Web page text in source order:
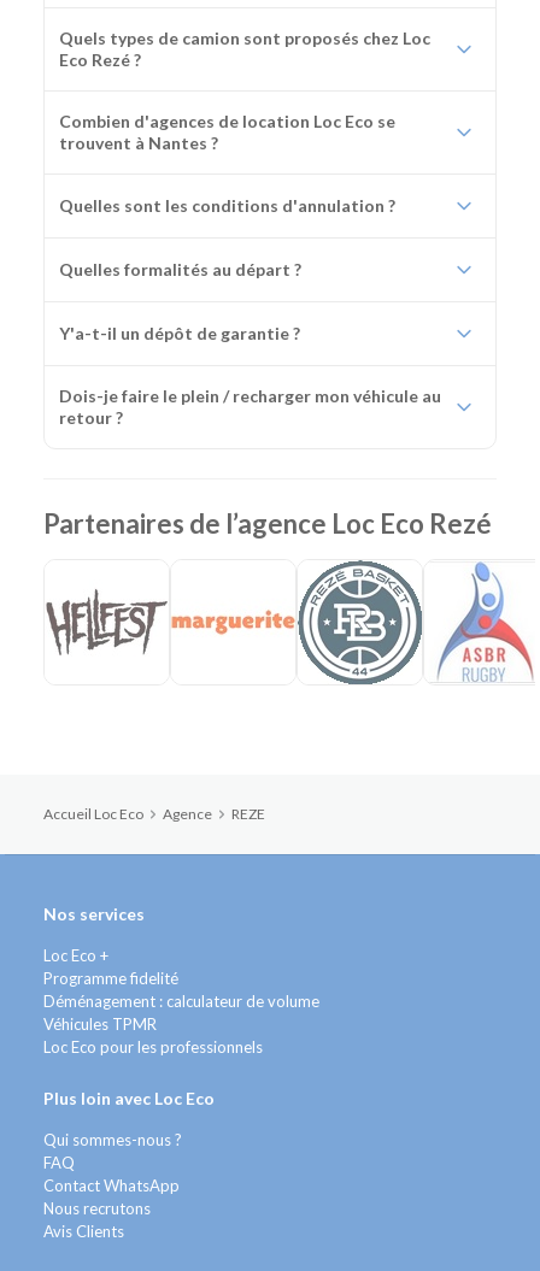
Quels types de camion sont proposés chez Loc
Eco Rezé ?
Combien d'agences de location Loc Eco se
trouvent à Nantes ?
Quelles sont les conditions d'annulation ?
Quelles formalités au départ ?
Y'a-t-il un dépôt de garantie ?
Dois-je faire le plein / recharger mon véhicule au
retour ?
Partenaires de l’agence Loc Eco Rezé
Accueil Loc Eco Agence REZE
Nos services
Loc Eco +
Programme fidelité
Déménagement : calculateur de volume
Véhicules TPMR
Loc Eco pour les professionnels
Plus loin avec Loc Eco
Qui sommes-nous ?
FAQ
Contact WhatsApp
Nous recrutons
Avis Clients